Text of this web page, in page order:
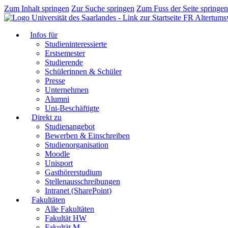
Zum Inhalt springen Zur Suche springen Zum Fuss der Seite springen
FR
Infos für
Studieninteressierte
Erstsemester
Studierende
Schülerinnen & Schüler
Presse
Unternehmen
Alumni
Uni-Beschäftigte
Direkt zu
Studienangebot
Bewerben & Einschreiben
Studienorganisation
Moodle
Unisport
Gasthörerstudium
Stellenausschreibungen
Intranet (SharePoint)
Fakultäten
Alle Fakultäten
Fakultät HW